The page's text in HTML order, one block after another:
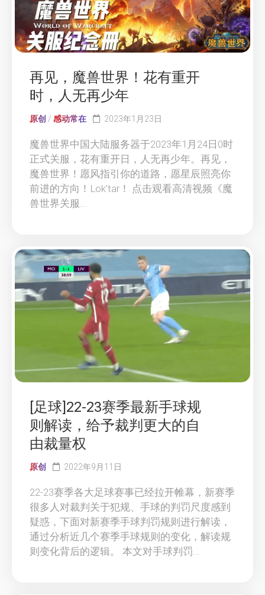
再见，魔兽世界！花有重开
时，人无再少年
原创 / 感动常在 2023年1月23日
魔兽世界中国大陆服务器于2023年1月24日0时
正式关服，花有重开日，人无再少年。再见，
魔兽世界！愿风指引你的道路，愿星辰照亮你
前进的方向！Lok’tar！ 点击观看高清视频《魔
兽世界关服...
[足球]22-23赛季最新手球规
则解读，给予裁判更大的自
由裁量权
原创 2022年9月11日
22-23赛季各大足球赛事已经拉开帷幕，新赛季
很多人对裁判关于犯规、手球的判罚尺度感到
疑惑，下面对新赛季手球判罚规则进行解读，
通过分析近几个赛季手球规则的变化，解读规
则变化背后的逻辑。 本文对手球判罚...